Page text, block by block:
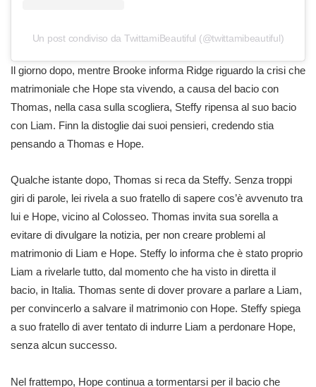
Un post condiviso da TwittamiBeautiful (@twittamibeautiful)
Il giorno dopo, mentre Brooke informa Ridge riguardo la crisi che
matrimoniale che Hope sta vivendo, a causa del bacio con
Thomas, nella casa sulla scogliera, Steffy ripensa al suo bacio
con Liam. Finn la distoglie dai suoi pensieri, credendo stia
pensando a Thomas e Hope.
Qualche istante dopo, Thomas si reca da Steffy. Senza troppi
giri di parole, lei rivela a suo fratello di sapere cos’è avvenuto tra
lui e Hope, vicino al Colosseo. Thomas invita sua sorella a
evitare di divulgare la notizia, per non creare problemi al
matrimonio di Liam e Hope. Steffy lo informa che è stato proprio
Liam a rivelarle tutto, dal momento che ha visto in diretta il
bacio, in Italia. Thomas sente di dover provare a parlare a Liam,
per convincerlo a salvare il matrimonio con Hope. Steffy spiega
a suo fratello di aver tentato di indurre Liam a perdonare Hope,
senza alcun successo.
Nel frattempo, Hope continua a tormentarsi per il bacio che